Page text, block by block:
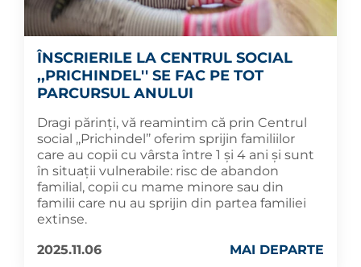
ÎNSCRIERILE LA CENTRUL SOCIAL
,,PRICHINDEL'' SE FAC PE TOT
PARCURSUL ANULUI
Dragi părinți, vă reamintim că prin Centrul
social ,,Prichindel’’ oferim sprijin familiilor
care au copii cu vârsta între 1 și 4 ani și sunt
în situații vulnerabile: risc de abandon
familial, copii cu mame minore sau din
familii care nu au sprijin din partea familiei
extinse.
2025.11.06
MAI DEPARTE